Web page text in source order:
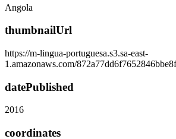
Angola
thumbnailUrl
https://m-lingua-portuguesa.s3.sa-east-
1.amazonaws.com/
datePublished
2016
coordinates